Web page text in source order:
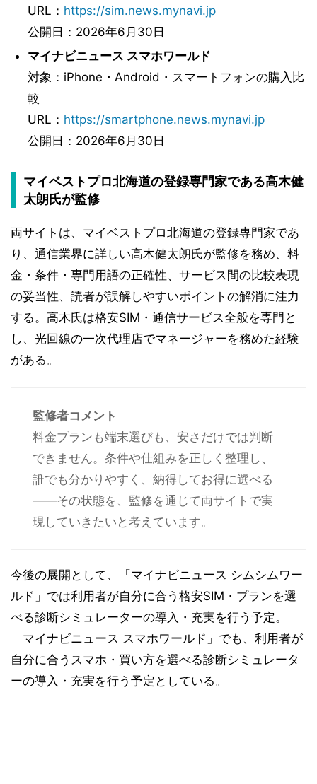
URL： https://sim.news.mynavi.jp
公開日：2026年6月30日
マイナビニュース スマホワールド
対象：iPhone・Android・スマートフォンの購入比
較
URL： https://smartphone.news.mynavi.jp
公開日：2026年6月30日
マイベストプロ北海道の登録専門家である高木健
太朗氏が監修
両サイトは、マイベストプロ北海道の登録専門家であ
り、通信業界に詳しい高木健太朗氏が監修を務め、料
金・条件・専門用語の正確性、サービス間の比較表現
の妥当性、読者が誤解しやすいポイントの解消に注力
する。高木氏は格安SIM・通信サービス全般を専門と
し、光回線の一次代理店でマネージャーを務めた経験
がある。
監修者コメント
料金プランも端末選びも、安さだけでは判断
できません。条件や仕組みを正しく整理し、
誰でも分かりやすく、納得してお得に選べる
——その状態を、監修を通じて両サイトで実
現していきたいと考えています。
今後の展開として、「マイナビニュース シムシムワー
ルド」では利用者が自分に合う格安SIM・プランを選
べる診断シミュレーターの導入・充実を行う予定。
「マイナビニュース スマホワールド」でも、利用者が
自分に合うスマホ・買い方を選べる診断シミュレータ
ーの導入・充実を行う予定としている。